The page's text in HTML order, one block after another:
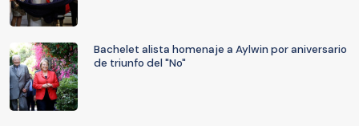
Bachelet alista homenaje a Aylwin por aniversario
de triunfo del "No"